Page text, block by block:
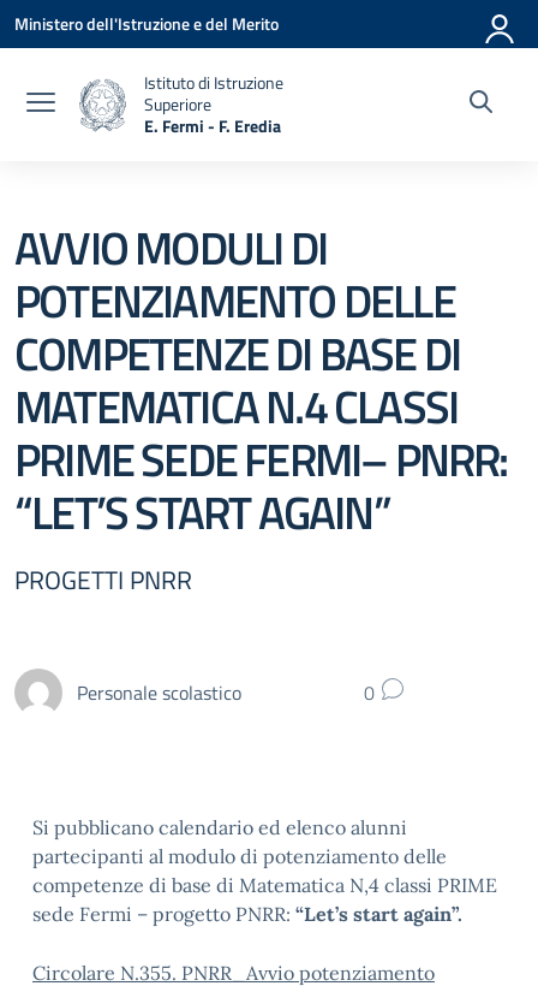
Vai ai contenuti
Vai al menu di navigazione
Vai al footer
Ministero dell'Istruzione e del Merito
Istituto di Istruzione
Superiore
E. Fermi - F. Eredia
AVVIO MODULI DI
POTENZIAMENTO DELLE
COMPETENZE DI BASE DI
MATEMATICA N.4 CLASSI
PRIME SEDE FERMI– PNRR:
“LET’S START AGAIN”
PROGETTI PNRR
Personale scolastico 0
Si pubblicano calendario ed elenco alunni
partecipanti al modulo di potenziamento delle
competenze di base di Matematica N,4 classi PRIME
sede Fermi – progetto PNRR: “Let’s start again”.
Circolare N.355. PNRR_Avvio potenziamento